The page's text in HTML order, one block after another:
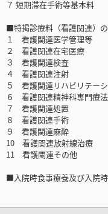
７ 短期滞在手術等基本料
■特掲診療料（看護関連）
１ 看護関連医学管理等
２ 看護関連在宅医療
３ 看護関連検査
４ 看護関連注射
５ 看護関連リハビリテー
６ 看護関連精神科専門療法
７ 看護関連処置
８ 看護関連手術
９ 看護関連麻酔
10 看護関連放射線治療
11 看護関連その他
■入院時食事療養及び入院